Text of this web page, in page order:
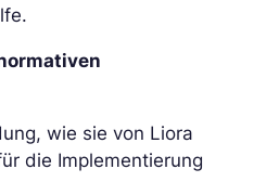
wie sie von Liora
die Implementierung